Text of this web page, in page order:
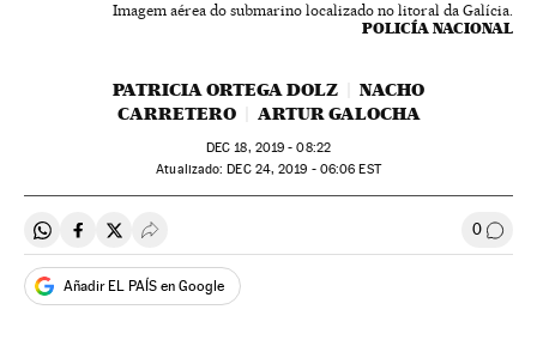
Imagem aérea do submarino localizado no litoral da Galícia.
POLICÍA NACIONAL
PATRICIA ORTEGA DOLZ
NACHO
CARRETERO
ARTUR GALOCHA
DEC 18, 2019 - 08:22
atualizado: DEC24, 2019 - 06:06 EST
Compartir en Whatsapp
Compartir en Facebook
Compartir en Twitter
Desplegar Redes Sociales 0
Añadir EL PAÍS en Google